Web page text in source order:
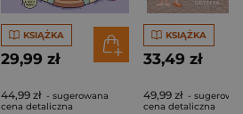
KSIĄŻKA
29,99 zł
44,99 zł - sugerowana
cena detaliczna
KSIĄŻKA
33,49 zł
49,99 zł -
cena detaliczna